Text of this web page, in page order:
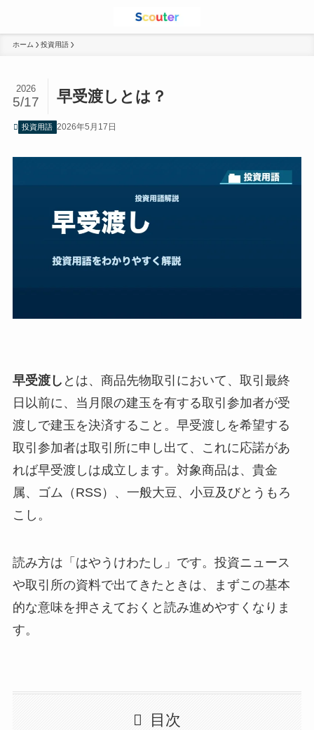
ホーム 投資用語
早受渡しとは？
2026
5/17
投資用語 2026年5月17日
早受渡し とは、商品先物取引において、取引最終
日以前に、当月限の建玉を有する取引参加者が受
渡しで建玉を決済すること。早受渡しを希望する
取引参加者は取引所に申し出て、これに応諾があ
れば早受渡しは成立します。対象商品は、貴金
属、ゴム（RSS）、一般大豆、小豆及びとうもろ
こし。
読み方は「はやうけわたし」です。投資ニュース
や取引所の資料で出てきたときは、まずこの基本
的な意味を押さえておくと読み進めやすくなりま
す。
目次